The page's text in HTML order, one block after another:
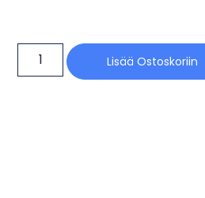
Lisää Ostoskoriin